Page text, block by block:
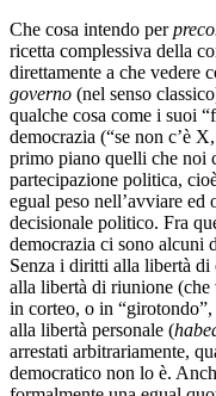
Che cosa intendo per
ricetta complessiva della
direttamente a che vedere
governo (nel senso
qualche cosa come i suoi
democrazia (“se non c’è
primo piano quelli che
partecipazione politica,
egual peso nell’avviare ed
decisionale politico. Fra
democrazia ci sono alcuni
Senza i diritti alla libertà di
alla libertà di riunione
in corteo, o in
alla libertà personale (
arrestati arbitrariamente,
democratico non lo è.